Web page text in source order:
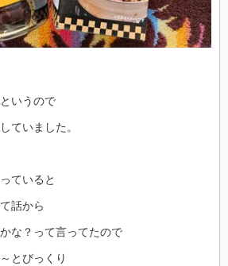
いうので
ていました。
ていると
話から
な？って言ってたので
とびっくり